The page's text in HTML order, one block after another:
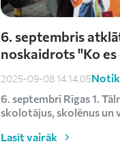
6. septembris
noskaidrots "Ko
2025-09-08 14:14:05
6. septembrī Rīgas 1.
skolotājus, skolēnus un
Lasīt vairāk